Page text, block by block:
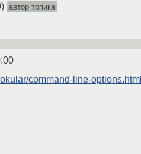
) автор топика
command-line-options.html